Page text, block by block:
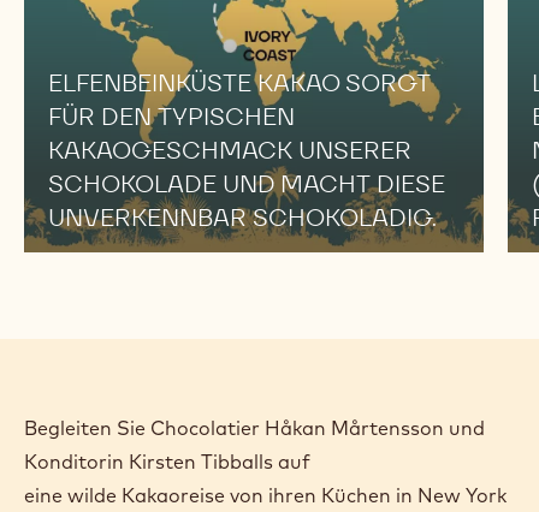
ELFENBEINKÜSTE KAKAO SORGT
FÜR DEN TYPISCHEN
KAKAOGESCHMACK UNSERER
SCHOKOLADE UND MACHT DIESE
UNVERKENNBAR SCHOKOLADIG.
Begleiten Sie Chocolatier Håkan Mårtensson und
Konditorin Kirsten Tibballs auf
eine wilde Kakaoreise von ihren Küchen in New York